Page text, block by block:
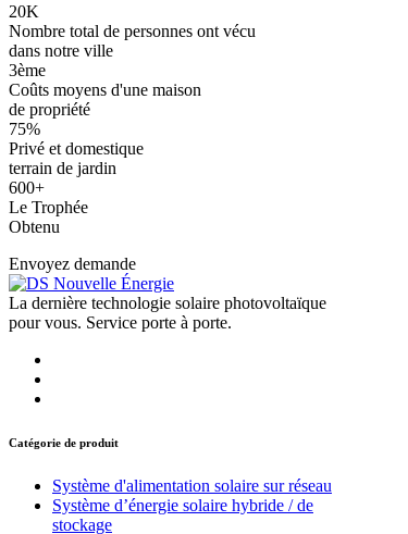
20K
Nombre total de personnes ont vécu
dans notre ville
3ème
Coûts moyens d'une maison
de propriété
75%
Privé et domestique
terrain de jardin
600+
Le Trophée
Obtenu
Envoyez demande
La dernière technologie solaire photovoltaïque
pour vous. Service porte à porte.
Catégorie de produit
Système d'alimentation solaire sur réseau
Système d’énergie solaire hybride / de
stockage